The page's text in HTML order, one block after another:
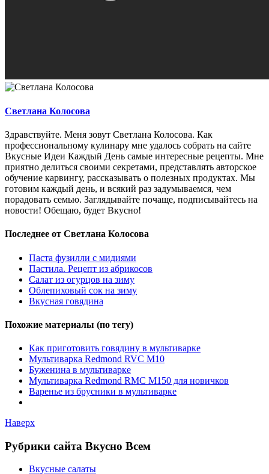
Светлана Колосова
Здравствуйте. Меня зовут Светлана Колосова. Как
профессиональному кулинару мне удалось собрать на сайте
Вкусные Идеи Каждый День самые интересные рецепты. Мне
приятно делиться своими секретами, представлять авторское
обучение карвингу, рассказывать о полезных продуктах. Мы
готовим каждый день, и всякий раз задумываемся, чем
порадовать семью. Заглядывайте почаще, подписывайтесь на
новости! Обещаю, будет Вкусно!
Последнее от Светлана Колосова
Паста фузилли с мидиями
Пастила. Рецепт из абрикосов
Салат из огурцов на зиму
Облепиховый сок на зиму
Вкусная говядина
Похожие материалы (по тегу)
Как приготовить говядину в мультиварке
Мультиварка Redmond RVC M10
Буженина в мультиварке
Мультиварка Redmond RMC M150 для новичков
Варенье из брусники в мультиварке
Наверх
Рубрики сайта Вкусно Всем
Вкусные салаты